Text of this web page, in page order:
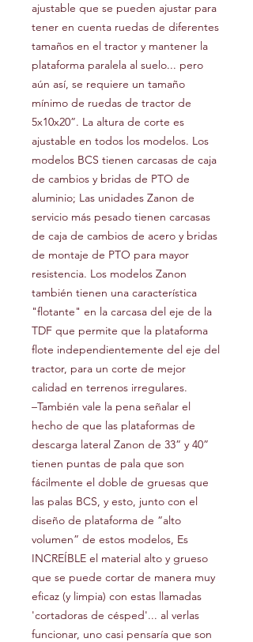
ajustable que se pueden ajustar para
tener en cuenta ruedas de diferentes
tamaños en el tractor y mantener la
plataforma paralela al suelo... pero
aún así, se requiere un tamaño
mínimo de ruedas de tractor de
5x10x20”. La altura de corte es
ajustable en todos los modelos. Los
modelos BCS tienen carcasas de caja
de cambios y bridas de PTO de
aluminio; Las unidades Zanon de
servicio más pesado tienen carcasas
de caja de cambios de acero y bridas
de montaje de PTO para mayor
resistencia. Los modelos Zanon
también tienen una característica
"flotante" en la carcasa del eje de la
TDF que permite que la plataforma
flote independientemente del eje del
tractor, para un corte de mejor
calidad en terrenos irregulares.
–También vale la pena señalar el
hecho de que las plataformas de
descarga lateral Zanon de 33” y 40”
tienen puntas de pala que son
fácilmente el doble de gruesas que
las palas BCS, y esto, junto con el
diseño de plataforma de “alto
volumen” de estos modelos, Es
INCREÍBLE el material alto y grueso
que se puede cortar de manera muy
eficaz (y limpia) con estas llamadas
'cortadoras de césped'... al verlas
funcionar, uno casi pensaría que son